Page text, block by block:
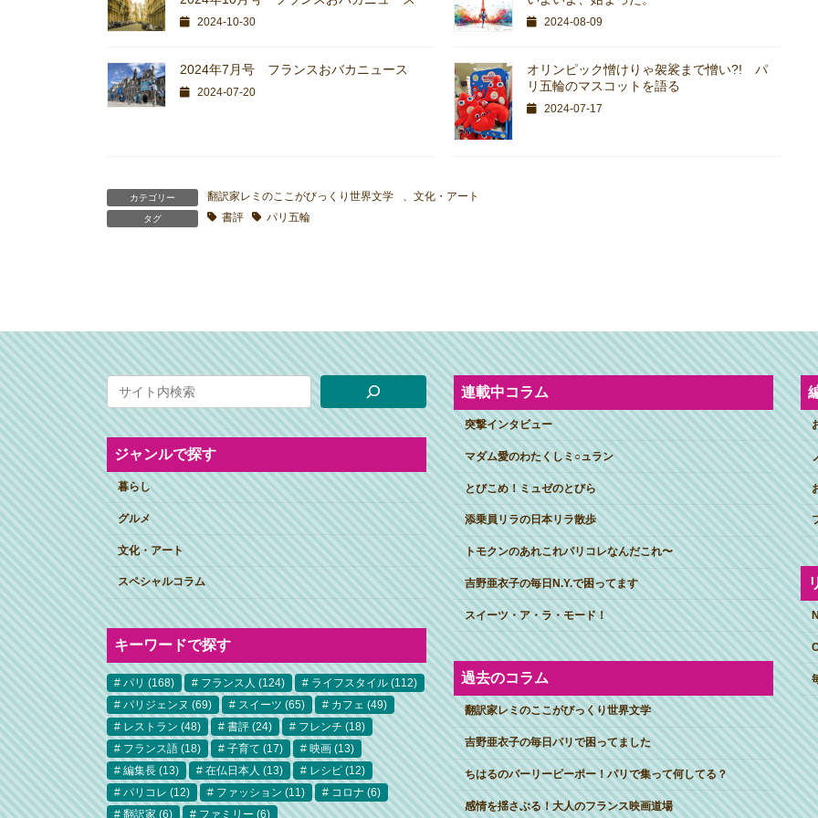
2024-10-30 2024-08-09
2024年7月号 フランスおバカニュース
2024-07-20
オリンピック憎けりゃ袈裟まで憎い?! パ
リ五輪のマスコットを語る
2024-07-17
カテゴリー 翻訳家レミのここがびっくり世界文学 、 文化・アート
タグ 書評 パリ五輪
ジャンルで探す
暮らし
グルメ
文化・アート
スペシャルコラム
キーワードで探す
パリ (168) フランス人 (124) ライフスタイル (112)
パリジェンヌ (69) スイーツ (65) カフェ (49)
レストラン (48) 書評 (24) フレンチ (18)
フランス語 (18) 子育て (17) 映画 (13)
編集長 (13) 在仏日本人 (13) レシピ (12)
パリコレ (12) ファッション (11) コロナ (6)
翻訳家 (6) ファミリー (6)
連載中コラム
突撃インタビュー
マダム愛のわたくしミ○ュラン
とびこめ！ミュゼのとびら
添乗員リラの日本リラ散歩
トモクンのあれこれパリコレなんだこれ〜
吉野亜衣子の毎日N.Y.で困ってます
スイーツ・ア・ラ・モード！
過去のコラム
翻訳家レミのここがびっくり世界文学
吉野亜衣子の毎日パリで困ってました
ちはるのパーリーピーポー！パリで集って何してる？
感情を揺さぶる！大人のフランス映画道場